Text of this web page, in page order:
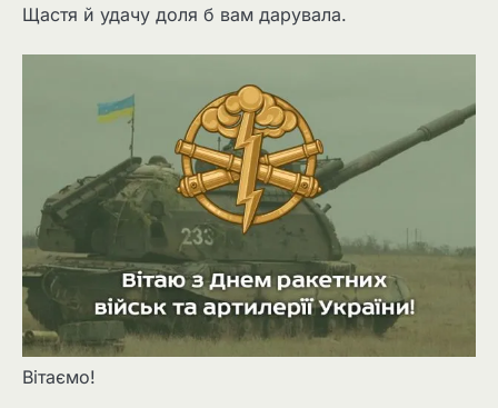
Щастя й удачу доля б вам дарувала.
Вітаємо!